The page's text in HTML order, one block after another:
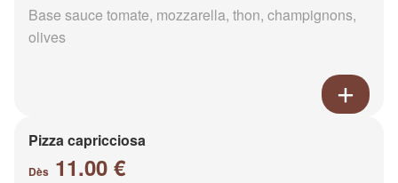
Base sauce tomate, mozzarella, thon, champignons,
olives
Pizza capricciosa
Dès 11.00 €